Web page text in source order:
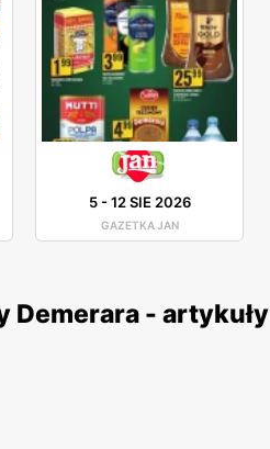
5-12 SIE 2026
GAZETKA JAN
Demerara - artykuły